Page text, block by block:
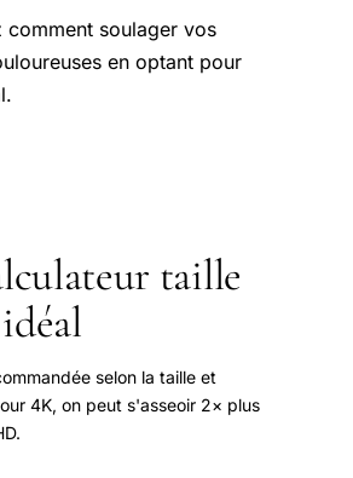
comment soulager vos
en optant pour
taille
selon la taille et
4K, on peut s'asseoir 2× plus